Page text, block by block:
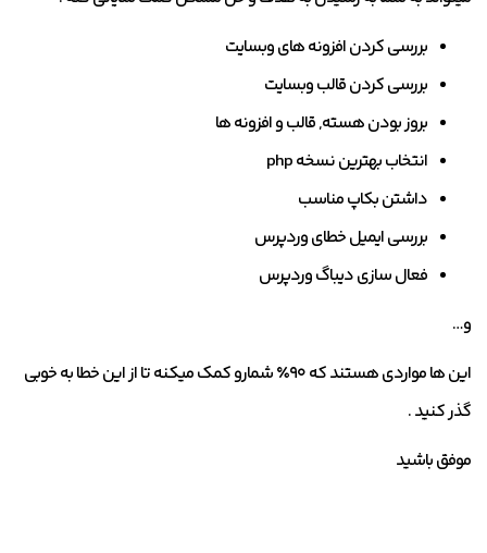
بررسی کردن افزونه های وبسایت
بررسی کردن قالب وبسایت
بروز بودن هسته, قالب و افزونه ها
انتخاب بهترین نسخه php
داشتن بکاپ مناسب
بررسی ایمیل خطای وردپرس
فعال سازی دیباگ وردپرس
و…
این ها مواردی هستند که ۹۰٪ شمارو کمک میکنه تا از این خطا به خوبی
گذر کنید .
موفق باشید